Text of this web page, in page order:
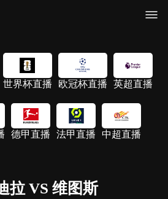
世界杯直播 欧冠杯直播 英超直播
德甲直播 法甲直播 中超直播
拉 VS 维图斯